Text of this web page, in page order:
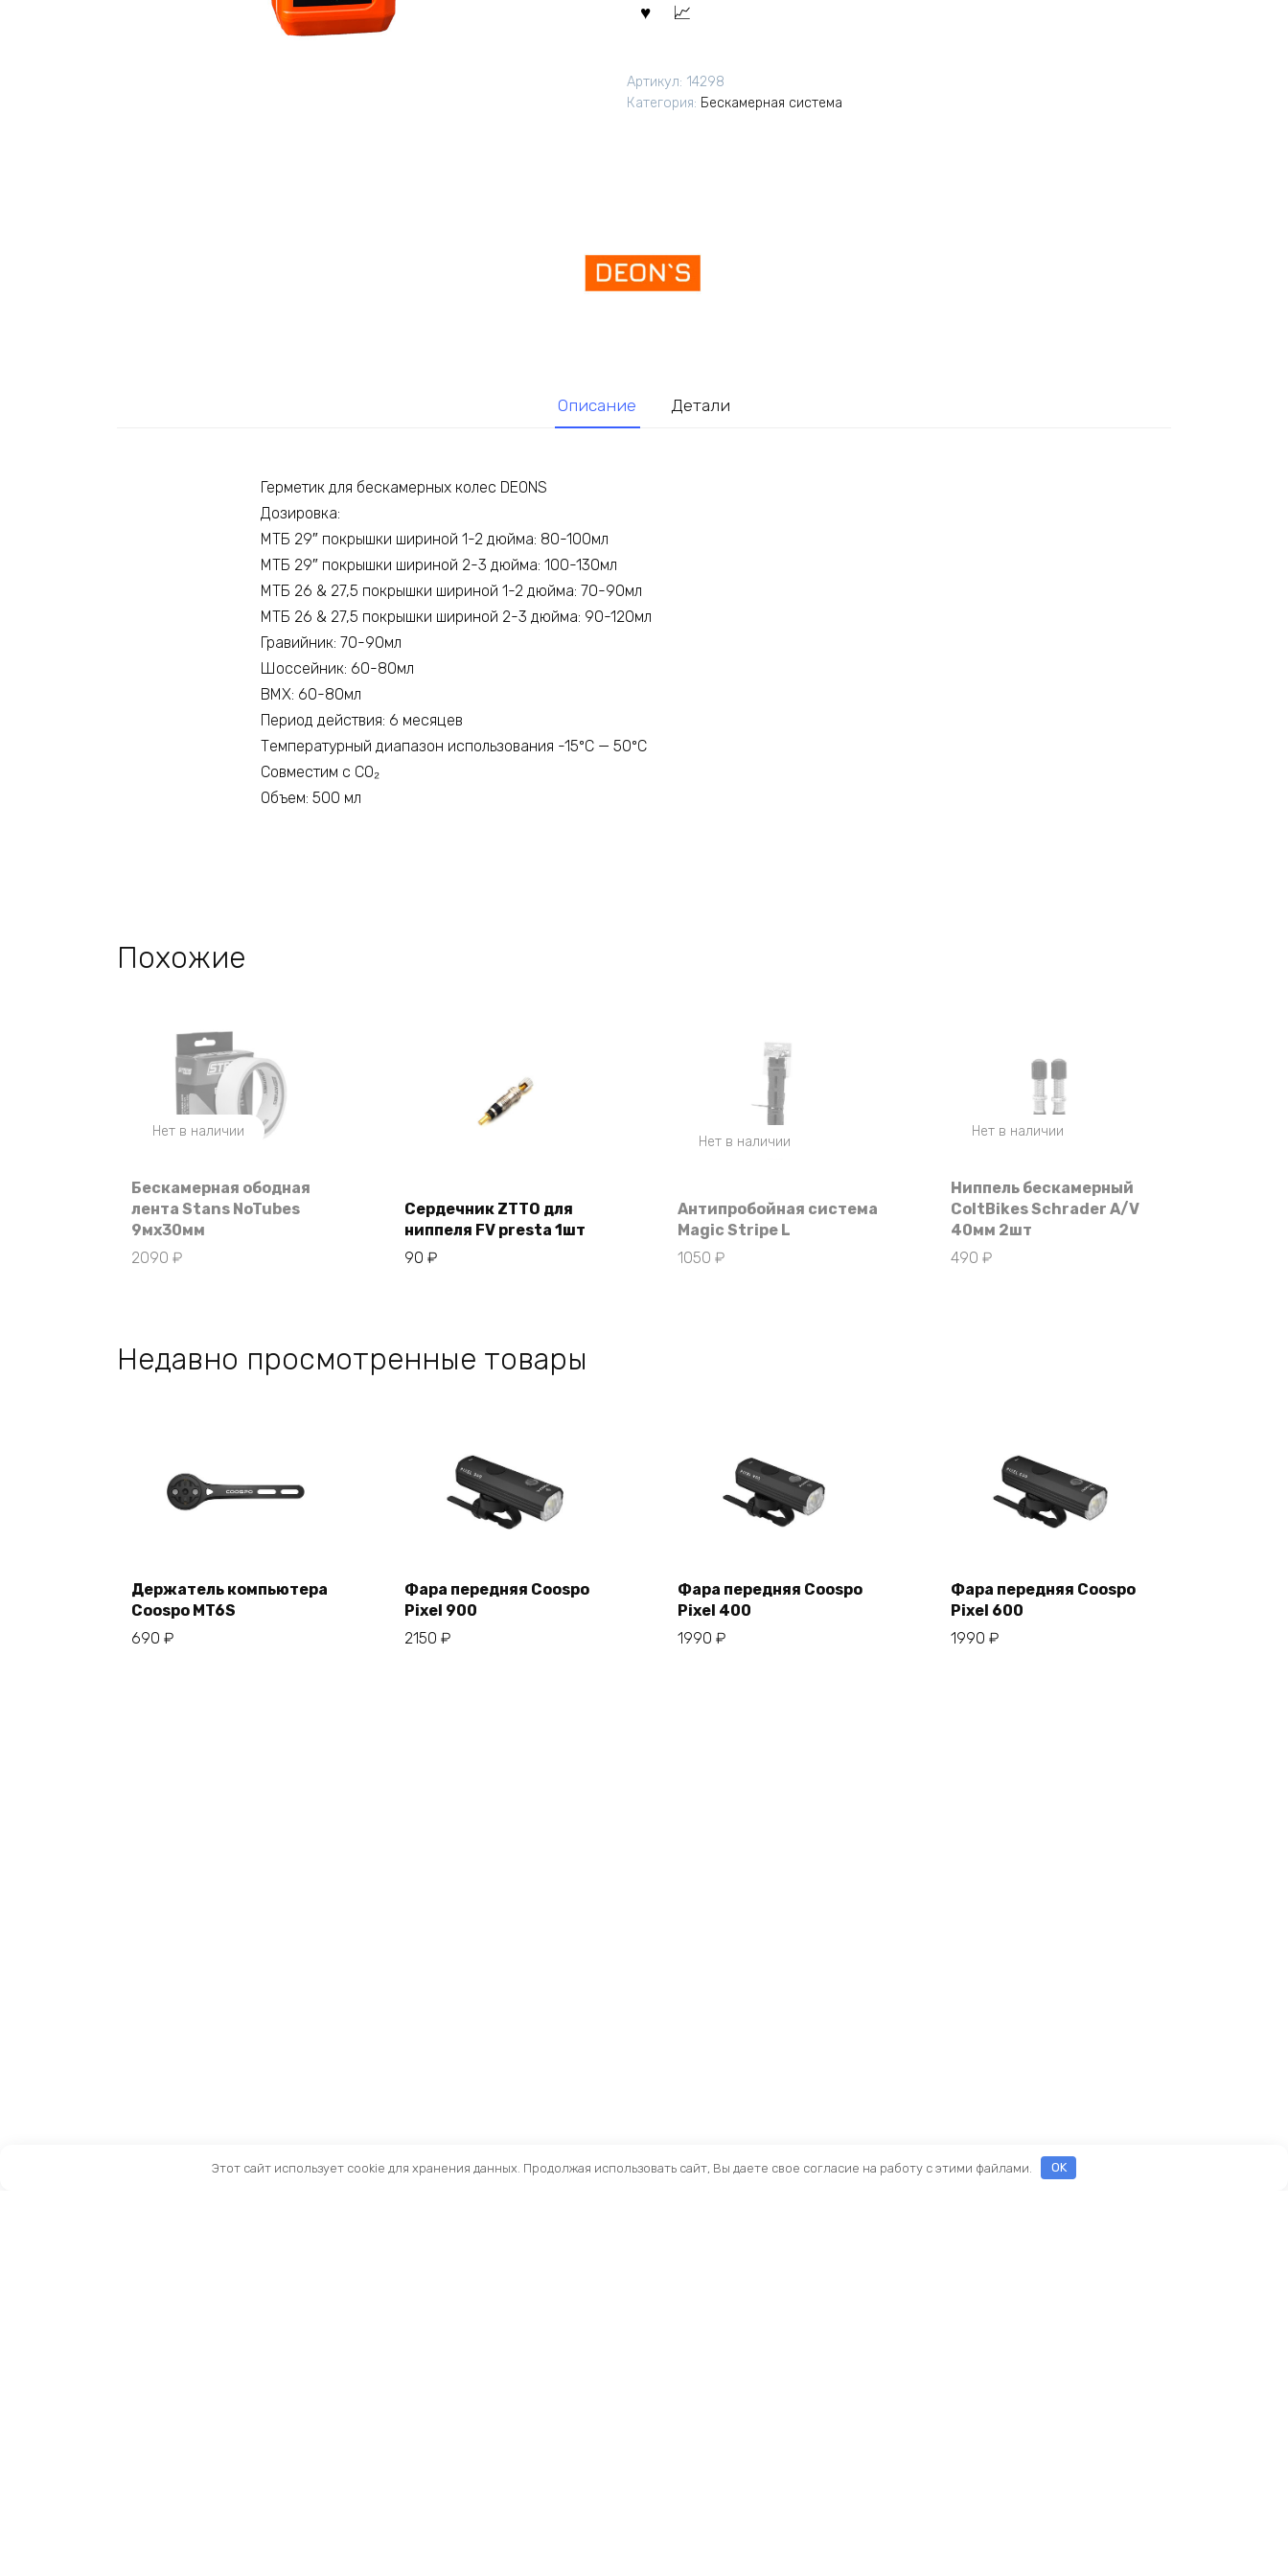
Артикул: 14298
Категория: Бескамерная система
Описание Детали
Герметик для бескамерных колес DEONS
Дозировка:
МТБ 29″ покрышки шириной 1-2 дюйма: 80-100мл
МТБ 29″ покрышки шириной 2-3 дюйма: 100-130мл
МТБ 26 & 27,5 покрышки шириной 1-2 дюйма: 70-90мл
МТБ 26 & 27,5 покрышки шириной 2-3 дюйма: 90-120мл
Гравийник: 70-90мл
Шоссейник: 60-80мл
ВМХ: 60-80мл
Период действия: 6 месяцев
Температурный диапазон использования -15ºC — 50ºC
Совместим с CO₂
Объем: 500 мл
Похожие
Нет в наличии
Бескамерная ободная
лента Stans NoTubes
9мx30мм
2090 ₽
В корзину
Сердечник ZTTO для
ниппеля FV presta 1шт
90 ₽
Нет в наличии
Антипробойная система
Magic Stripe L
1050 ₽
Нет в наличии
Ниппель бескамерный
ColtBikes Schrader A/V
40мм 2шт
490 ₽
Недавно просмотренные товары
Держатель компьютера
Coospo MT6S
690 ₽
Фара передняя Coospo
Pixel 900
2150 ₽
Фара передняя Coospo
Pixel 400
1990 ₽
Фара передняя Coospo
Pixel 600
1990 ₽
Этот сайт использует cookie для хранения данных. Продолжая использовать сайт, Вы даете свое согласие на работу с этими файлами. OK